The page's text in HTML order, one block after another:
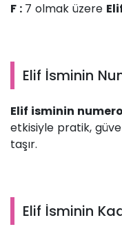
F : 7 olmak üzere
Elif İsminin
Elif isminin
etkisiyle pratik,
taşır.
Elif İsminin